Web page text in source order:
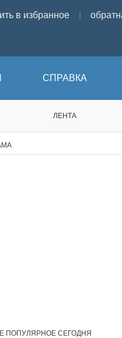
в избранное
СПРАВКА
ЛЕНТА
ПОПУЛЯРНОЕ СЕГОДНЯ